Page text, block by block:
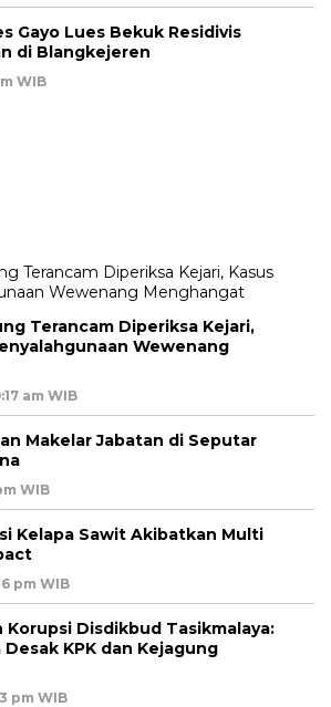
Gayo Lues Bekuk Residivis
di Blangkejeren
WIB
Terancam Diperiksa Kejari,
Wewenang
am WIB
Makelar Jabatan di Seputar
WIB
Kelapa Sawit Akibatkan Multi
pm WIB
Korupsi Disdikbud Tasikmalaya:
KPK dan Kejagung
pm WIB